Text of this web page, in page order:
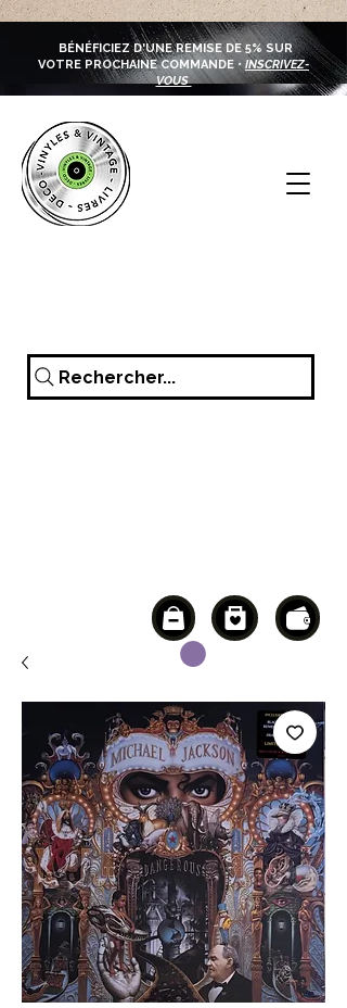
BÉNÉFICIEZ D'UNE REMISE DE 5% SUR
VOTRE PROCHAINE COMMANDE • INSCRIVEZ-
VOUS
Rechercher...